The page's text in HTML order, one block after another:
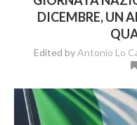
DICEMBRE, UN
Edited byAntonio Lo